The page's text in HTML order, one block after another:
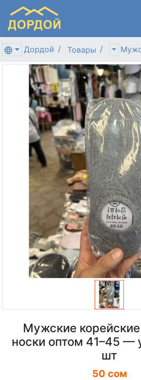
Дордой Товары
Мужские корейские
носки оптом 41–45 —
шт
50 сом